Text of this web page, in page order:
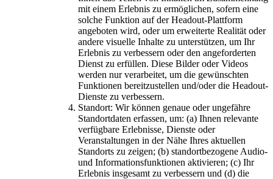
mit einem Erlebnis zu ermöglichen, sofern eine
solche Funktion auf der Headout-Plattform
angeboten wird, oder um erweiterte Realität oder
andere visuelle Inhalte zu unterstützen, um Ihr
Erlebnis zu verbessern oder den angeforderten
Dienst zu erfüllen. Diese Bilder oder Videos
werden nur verarbeitet, um die gewünschten
Funktionen bereitzustellen und/oder die Headout-
Dienste zu verbessern.
Standort: Wir können genaue oder ungefähre
Standortdaten erfassen, um: (a) Ihnen relevante
verfügbare Erlebnisse, Dienste oder
Veranstaltungen in der Nähe Ihres aktuellen
Standorts zu zeigen; (b) standortbezogene Audio-
und Informationsfunktionen aktivieren; (c) Ihr
Erlebnis insgesamt zu verbessern und (d) die